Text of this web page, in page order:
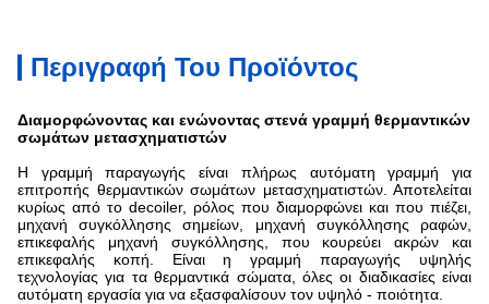
Περιγραφή Του Προϊόντος
Διαμορφώνοντας και ενώνοντας στενά γραμμή θερμαντικών
σωμάτων μετασχηματιστών
Η γραμμή παραγωγής είναι πλήρως αυτόματη γραμμή για
επιτροπής θερμαντικών σωμάτων μετασχηματιστών. Αποτελείται
κυρίως από το decoiler, ρόλος που διαμορφώνει και που πιέζει,
μηχανή συγκόλλησης σημείων, μηχανή συγκόλλησης ραφών,
επικεφαλής μηχανή συγκόλλησης, που κουρεύει ακρών και
επικεφαλής κοπή. Είναι η γραμμή παραγωγής υψηλής
τεχνολογίας για τα θερμαντικά σώματα, όλες οι διαδικασίες είναι
αυτόματη εργασία για να εξασφαλίσουν τον υψηλό - ποιότητα.